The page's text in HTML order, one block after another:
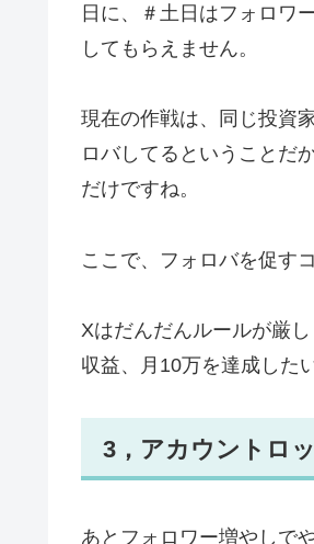
日に、＃土日はフォロワ
してもらえません。
現在の作戦は、同じ投資
ロバしてるということだ
だけですね。
ここで、フォロバを促す
Xはだんだんルールが厳
収益、月10万を達成した
3，アカウントロ
あとフォロワー増やしで